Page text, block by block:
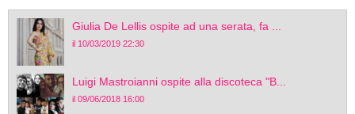
Giulia De Lellis ospite ad una serata, fa ...
il 10/03/2019 22:30
Luigi Mastroianni ospite alla discoteca "B...
il 09/06/2018 16:00